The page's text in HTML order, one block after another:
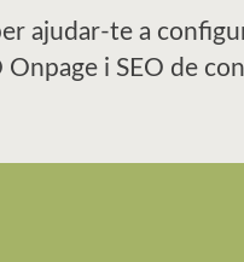
ajudar-te a
Onpage i SEO de